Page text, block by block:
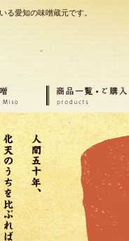
る愛知の味噌蔵元です。